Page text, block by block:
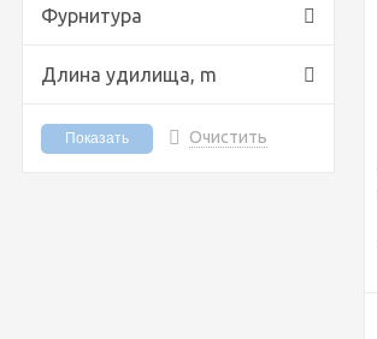
Фурнитура
Длина удилища, m
Очистить